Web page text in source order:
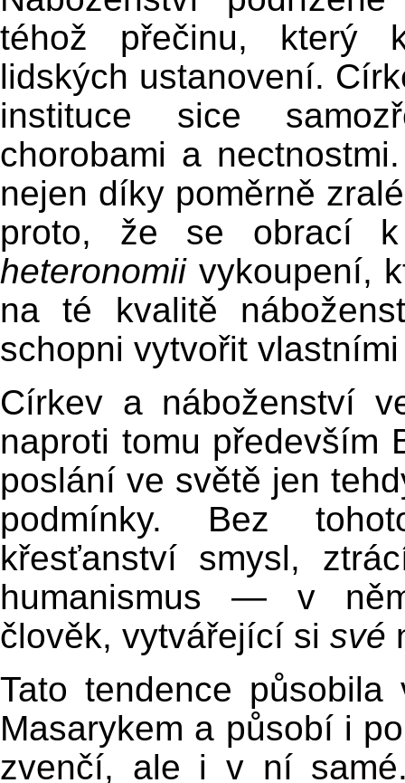
téhož přečinu, který
lidských ustanovení.
instituce sice
chorobami a
nejen díky poměrně
proto, že se obrací
heteronomii vykoupení,
na té kvalitě
schopni vytvořit
Církev a náboženství
naproti tomu především
poslání ve světě jen
podmínky. Bez
křesťanství smysl,
humanismus — v
člověk, vytvářející si své
Tato tendence
Masarykem a působí i
zvenčí, ale i v ní